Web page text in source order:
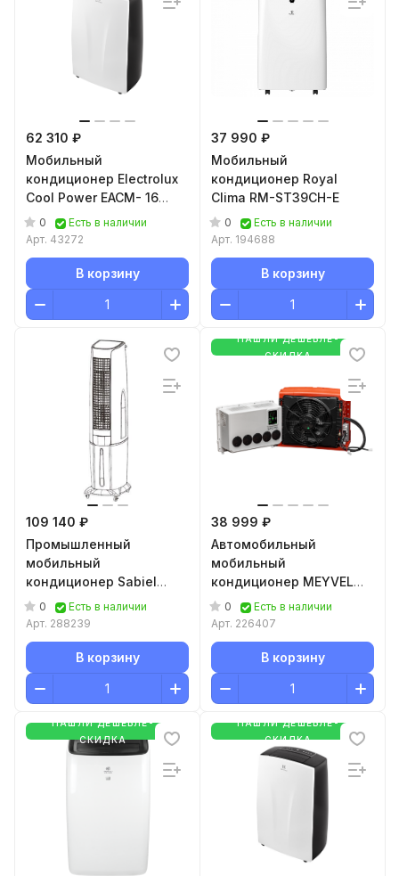
62 310 ₽
Мобильный
кондиционер Electrolux
Cool Power EACM- 16
HP/N3
0
Есть в наличии
Арт. 43272
В корзину
37 990 ₽
Мобильный
кондиционер Royal
Clima RM-ST39CH-E
0
Есть в наличии
Арт. 194688
В корзину
109 140 ₽
Промышленный
мобильный
кондиционер Sabiel
MH25Н
0
Есть в наличии
Арт. 288239
В корзину
НАШЛИ ДЕШЕВЛЕ-
СКИДКА
38 999 ₽
Автомобильный
мобильный
кондиционер MEYVEL
AC-12TEC2000
0
Есть в наличии
Арт. 226407
В корзину
НАШЛИ ДЕШЕВЛЕ-
СКИДКА
НАШЛИ ДЕШЕВЛЕ-
СКИДКА